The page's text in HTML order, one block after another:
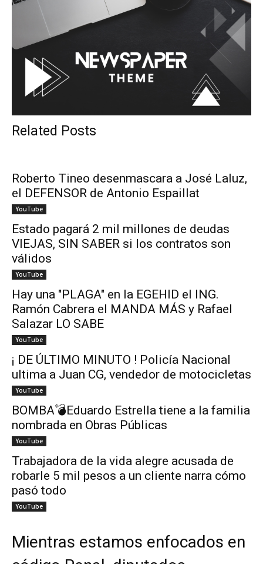
Related Posts
Roberto Tineo desenmascara a José Laluz,
el DEFENSOR de Antonio Espaillat
YouTube
Estado pagará 2 mil millones de deudas
VIEJAS, SIN SABER si los contratos son
válidos
YouTube
Hay una "PLAGA" en la EGEHID el ING.
Ramón Cabrera el MANDA MÁS y Rafael
Salazar LO SABE
YouTube
¡ DE ÚLTIMO MINUTO ! Policía Nacional
ultima a Juan CG, vendedor de motocicletas
YouTube
BOMBA💣Eduardo Estrella tiene a la familia
nombrada en Obras Públicas
YouTube
Trabajadora de la vida alegre acusada de
robarle 5 mil pesos a un cliente narra cómo
pasó todo
YouTube
Mientras estamos enfocados en